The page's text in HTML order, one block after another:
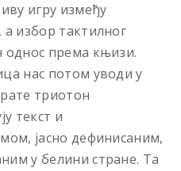
игру између
избор тактилног
однос према књизи.
нас потом уводи у
триотон
текст и
јасно дефинисаним,
у белини стране. Та